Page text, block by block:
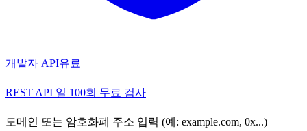
개발자 API유료
REST API 일 100회 무료 검사
도메인 또는 암호화폐 주소 입력 (예: example.com, 0x...)